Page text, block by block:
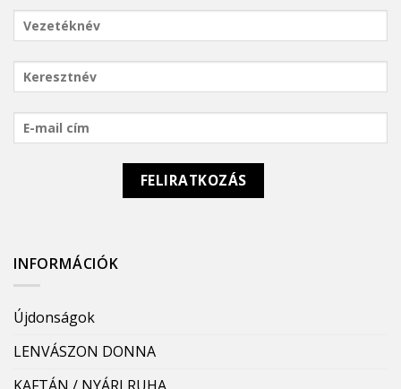
INFORMÁCIÓK
Újdonságok
LENVÁSZON DONNA